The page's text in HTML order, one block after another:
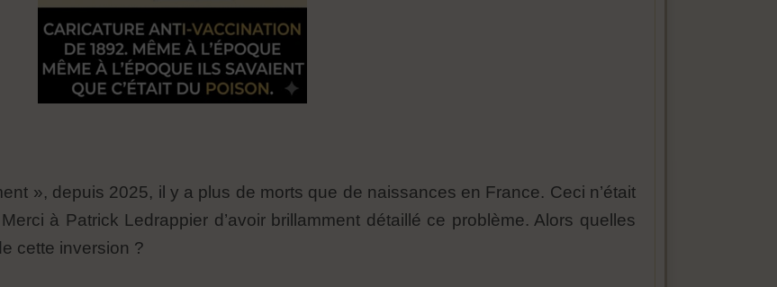
», depuis 2025, il y a plus de morts que de naissances en France. Ceci n’était
à Patrick Ledrappier d’avoir brillamment détaillé ce problème. Alors quelles
cette inversion ?